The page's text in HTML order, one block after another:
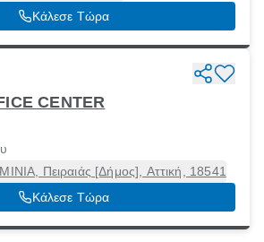
Κάλεσε Τώρα
CENTER
Πειραιάς [Δήμος], Αττική, 18541
Κάλεσε Τώρα